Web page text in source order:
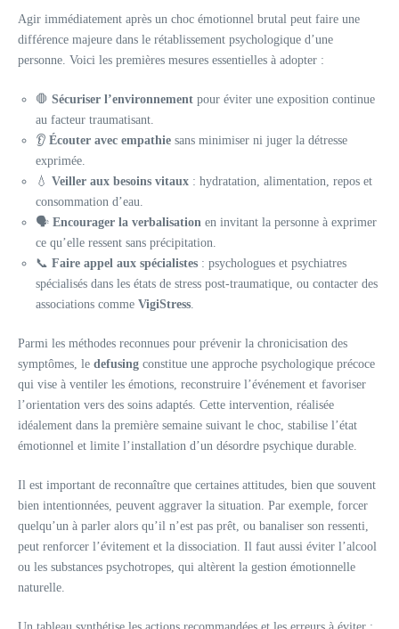
Agir immédiatement après un choc émotionnel brutal peut faire une
différence majeure dans le rétablissement psychologique d’une
personne. Voici les premières mesures essentielles à adopter :
🛑 Sécuriser l’environnement pour éviter une exposition continue
au facteur traumatisant.
👂 Écouter avec empathie sans minimiser ni juger la détresse
exprimée.
💧 Veiller aux besoins vitaux : hydratation, alimentation, repos et
consommation d’eau.
🗣️ Encourager la verbalisation en invitant la personne à exprimer
ce qu’elle ressent sans précipitation.
📞 Faire appel aux spécialistes : psychologues et psychiatres
spécialisés dans les états de stress post-traumatique, ou contacter des
associations comme VigiStress
Parmi les méthodes reconnues pour prévenir la chronicisation des
symptômes, le defusing constitue une approche psychologique précoce
qui vise à ventiler les émotions, reconstruire l’événement et favoriser
l’orientation vers des soins adaptés. Cette intervention, réalisée
idéalement dans la première semaine suivant le choc, stabilise l’état
émotionnel et limite l’installation d’un désordre psychique durable.
Il est important de reconnaître que certaines attitudes, bien que souvent
bien intentionnées, peuvent aggraver la situation. Par exemple, forcer
quelqu’un à parler alors qu’il n’est pas prêt, ou banaliser son ressenti,
peut renforcer l’évitement et la dissociation. Il faut aussi éviter l’alcool
ou les substances psychotropes, qui altèrent la gestion émotionnelle
naturelle.
Un tableau synthétise les actions recommandées et les erreurs à éviter :